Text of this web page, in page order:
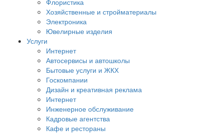
Флористика
Хозяйственные и стройматериалы
Электроника
Ювелирные изделия
Услуги
Интернет
Автосервисы и автошколы
Бытовые услуги и ЖКХ
Госкомпании
Дизайн и креативная реклама
Интернет
Инженерное обслуживание
Кадровые агентства
Кафе и рестораны